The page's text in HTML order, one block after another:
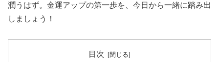
潤うはず。金運アップの第一歩を、今日から一緒に踏み出
しましょう！
目次